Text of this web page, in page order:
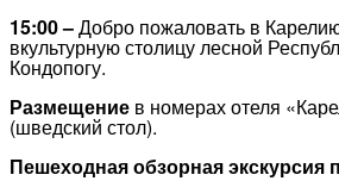
15:00 –Добро пожаловать в
вкультурную столицу лесной
Кондопогу.
Размещение в номерах отеля
(шведский стол).
Пешеходная обзорная экскурсия